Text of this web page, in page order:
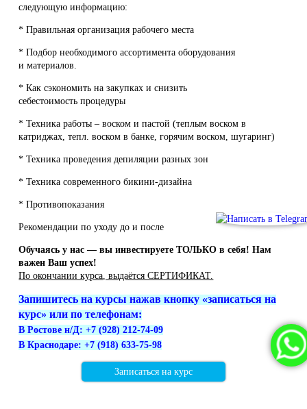
следующую информацию:
* Правильная организация рабочего места
* Подбор необходимого ассортимента оборудования
и материалов.
* Как сэкономить на закупках и снизить
себестоимость процедуры
* Техника работы – воском и пастой (теплым воском в
катриджах, тепл. воском в банке, горячим воском, шугаринг)
* Техника проведения депиляции разных зон
* Техника современного бикини-дизайна
* Противопоказания
Рекомендации по уходу до и после
Обучаясь у нас — вы инвестируете ТОЛЬКО в себя! Нам
важен Ваш успех!
По окончании курса, выдаётся СЕРТИФИКАТ.
Запишитесь на курсы нажав кнопку «записаться на
курс» или по телефонам:
В Ростове н/Д: +7 (928) 212-74-09
В Краснодаре: +7 (918) 633-75-98
Записаться на курс